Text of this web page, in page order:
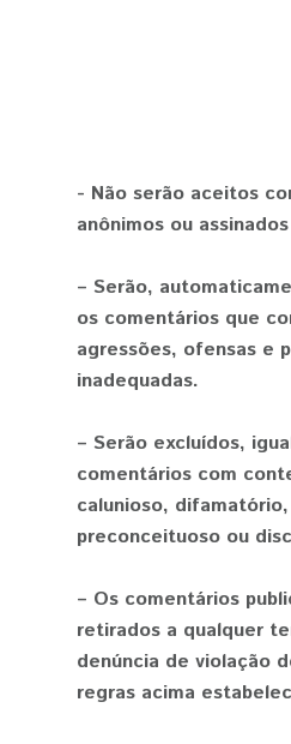
- Não serão aceitos
anônimos ou
– Serão,
os comentários que
agressões, ofensas e
inadequadas.
– Serão excluídos,
comentários com
calunioso,
preconceituoso ou
– Os comentários
retirados a qualquer
denúncia de violação
regras acima